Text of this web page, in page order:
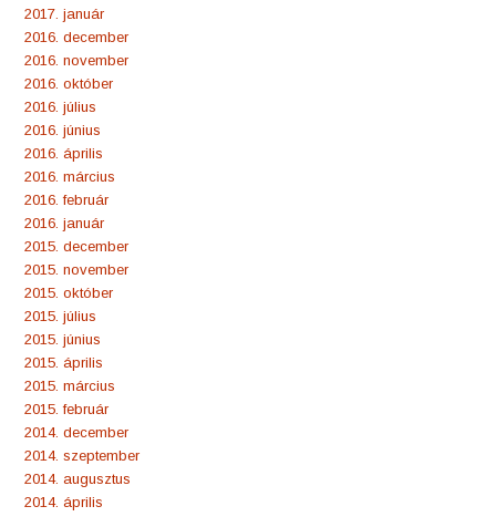
2017. január
2016. december
2016. november
2016. október
2016. július
2016. június
2016. április
2016. március
2016. február
2016. január
2015. december
2015. november
2015. október
2015. július
2015. június
2015. április
2015. március
2015. február
2014. december
2014. szeptember
2014. augusztus
2014. április